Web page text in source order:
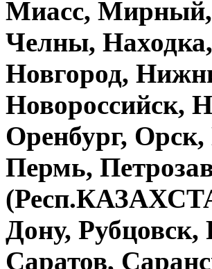
Миасс,
Челны,
Новгород,
Новороссийск,
Оренбург,
Пермь,
Дону, Рубцовск,
Саратов,